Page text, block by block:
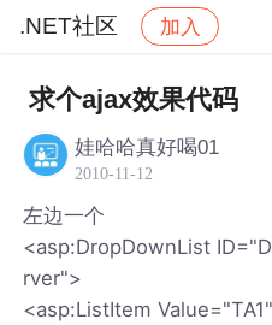
.NET社区 加入
社区 .NET社区 帖子
求个ajax效果代码
娃哈哈真好喝01
2010-11-12
左边一个
<asp:DropDownList
rver">
<asp:ListItem